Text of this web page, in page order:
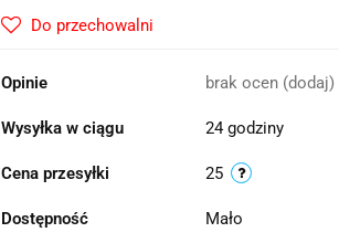
Do przechowalni
Opinie brak ocen (dodaj)
Wysyłka w ciągu 24 godziny
Cena przesyłki 25
Dostępność Mało